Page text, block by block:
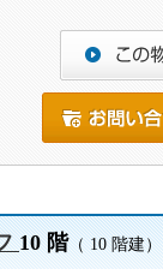
10 階（ 10 階建）